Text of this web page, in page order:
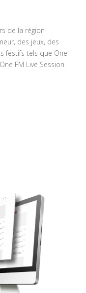
de la région
des jeux, des
festifs tels que One
FM Live Session.